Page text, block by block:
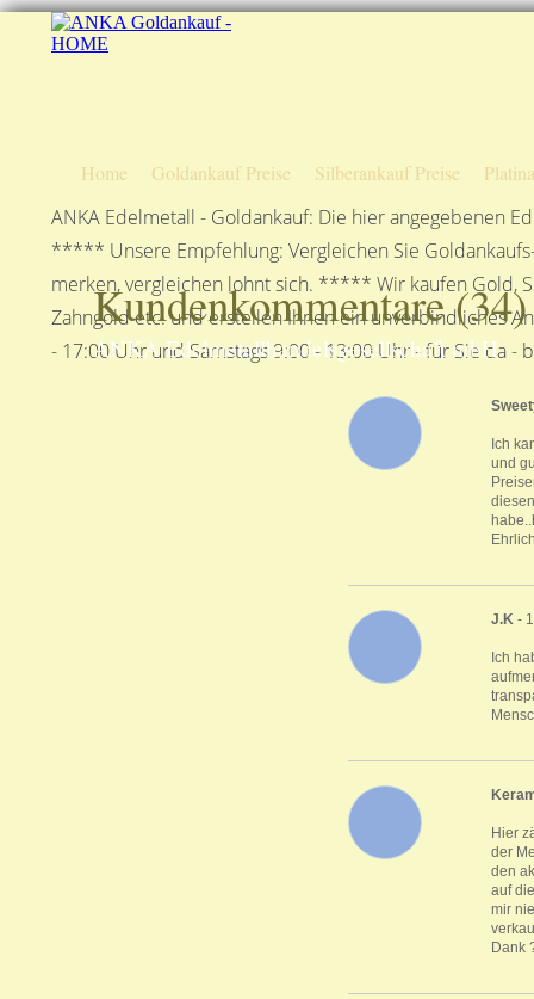
Home Goldankauf Preise Silberankauf Preise
ANKA Edelmetall - Goldankauf: Die hier angegebenen
***** Unsere Empfehlung: Vergleichen Sie
merken, vergleichen lohnt sich. ***** Wir kaufen Gold,
Zahngold etc. und erstellen Ihnen ein unverbindliches
- 17:00 Uhr und Samstags 9:00 - 13:00 Uhr - für Sie
Kundenkommentare (34
ANKA Edelmetallhandelsgesellschaft mbH
Ich
und
J.K -
Ich
Hier
der
den
auf
mir
Dank